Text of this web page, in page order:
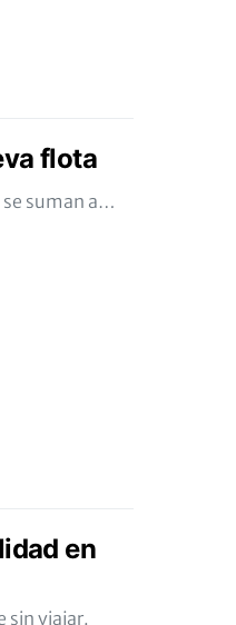
flota
se suman a…
en
sin viajar.